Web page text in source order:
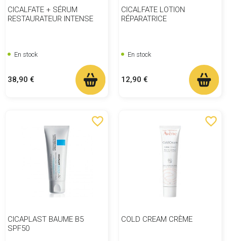
CICALFATE + SÉRUM
RESTAURATEUR INTENSE
En stock
Prix
38,90 €
CICALFATE LOTION
RÉPARATRICE
En stock
Prix
12,90 €
favorite_border
CICAPLAST BAUME B5
SPF50
favorite_border
COLD CREAM CRÈME